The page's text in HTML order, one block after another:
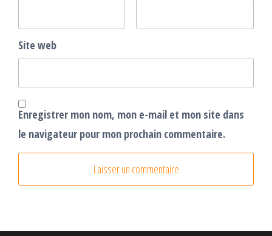
Site web
Enregistrer mon nom, mon e-mail et mon site dans
le navigateur pour mon prochain commentaire.